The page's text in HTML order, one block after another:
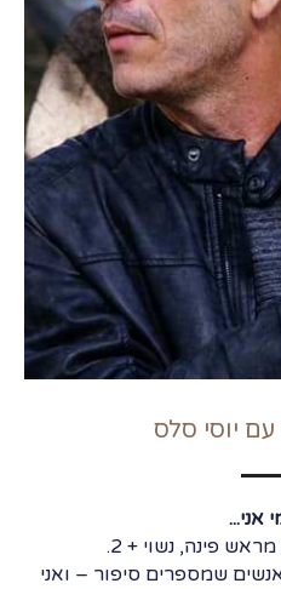
יוסי סלס
אני...
פינה, נשוי + 2.
שמספרים סיפור – ואני